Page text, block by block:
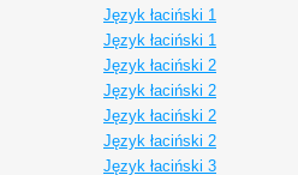
Język łaciński 1
Język łaciński 1
Język łaciński 2
Język łaciński 2
Język łaciński 2
Język łaciński 2
Język łaciński 3